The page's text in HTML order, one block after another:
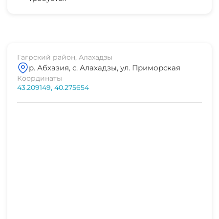
10 мин
аптека
15 мин
Гагрский район, Алахадзы
р. Абхазия, с. Алахадзы, ул. Приморская
Координаты
43.209149, 40.275654